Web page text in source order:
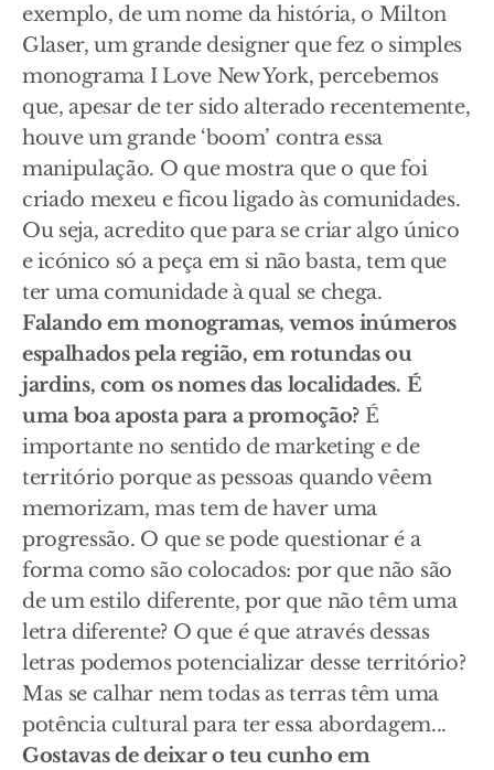
exemplo, de um nome da história, o Milton
Glaser, um grande designer que fez o simples
monograma I Love New York, percebemos
que, apesar de ter sido alterado recentemente,
houve um grande ‘boom’ contra essa
manipulação. O que mostra que o que foi
criado mexeu e ficou ligado às comunidades.
Ou seja, acredito que para se criar algo único
e icónico só a peça em si não basta, tem que
ter uma comunidade à qual se chega.
Falando em monogramas, vemos inúmeros
espalhados pela região, em rotundas ou
jardins, com os nomes das localidades. É
uma boa aposta para a promoção? É
importante no sentido de marketing e de
território porque as pessoas quando vêem
memorizam, mas tem de haver uma
progressão. O que se pode questionar é a
forma como são colocados: por que não são
de um estilo diferente, por que não têm uma
letra diferente? O que é que através dessas
letras podemos potencializar desse território?
Mas se calhar nem todas as terras têm uma
potência cultural para ter essa abordagem...
Gostavas de deixar o teu cunho em